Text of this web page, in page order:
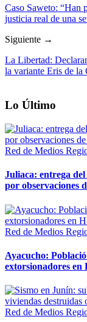
Caso Saweto: “Han
justicia real de una
Siguiente →
La Libertad:
la variante Eris de la
Lo Último
Red de Medios
Juliaca: entrega del
por observaciones
Red de Medios
Ayacucho:
extorsionadores en
Red de Medios